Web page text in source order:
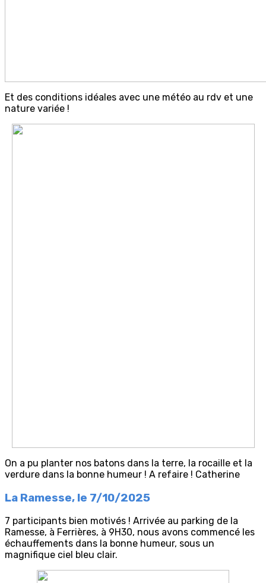
Et des conditions idéales avec une météo au rdv et une
nature variée !
On a pu planter nos batons dans la terre, la rocaille et la
verdure dans la bonne humeur ! A refaire ! Catherine
La Ramesse, le 7/10/2025
7 participants bien motivés ! Arrivée au parking de la
Ramesse, à Ferrières, à 9H30, nous avons commencé les
échauffements dans la bonne humeur, sous un
magnifique ciel bleu clair.